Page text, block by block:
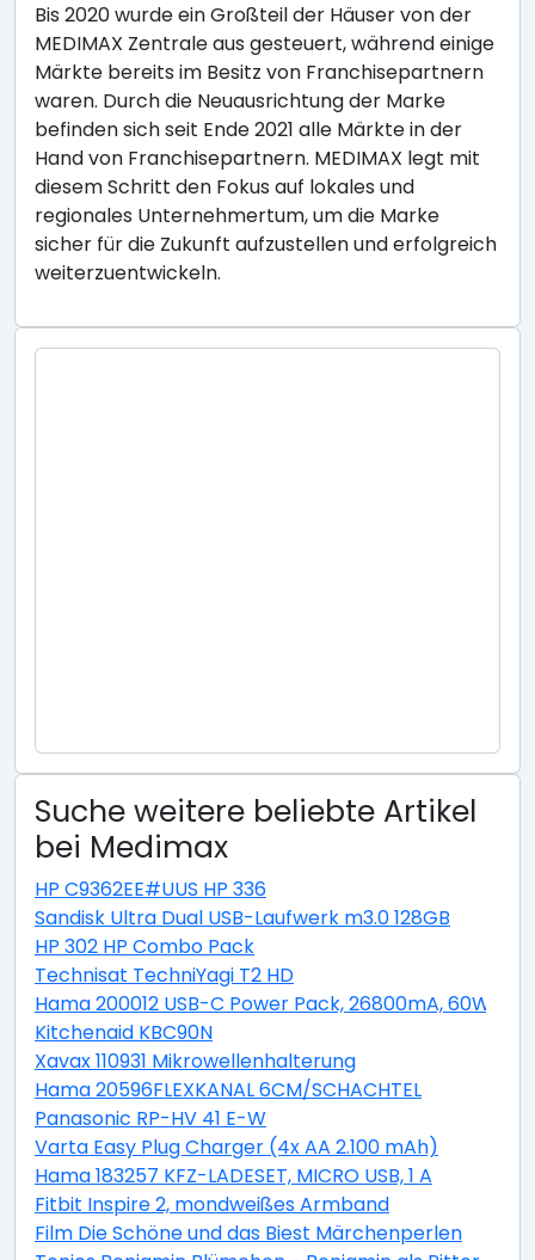
Bis 2020 wurde ein Großteil der Häuser von der
MEDIMAX Zentrale aus gesteuert, während einige
Märkte bereits im Besitz von Franchisepartnern
waren. Durch die Neuausrichtung der Marke
befinden sich seit Ende 2021 alle Märkte in der
Hand von Franchisepartnern. MEDIMAX legt mit
diesem Schritt den Fokus auf lokales und
regionales Unternehmertum, um die Marke
sicher für die Zukunft aufzustellen und erfolgreich
weiterzuentwickeln.
Suche weitere beliebte Artikel
bei Medimax
HP C9362EE#UUS HP 336
Sandisk Ultra Dual USB-Laufwerk m3.0 128GB
HP 302 HP Combo Pack
Technisat TechniYagi T2 HD
Hama 200012 USB-C Power Pack, 26800mA, 60W
Kitchenaid KBC90N
Xavax 110931 Mikrowellenhalterung
Hama 20596FLEXKANAL 6CM/SCHACHTEL
Panasonic RP-HV 41 E-W
Varta Easy Plug Charger (4x AA 2.100 mAh)
Hama 183257 KFZ-LADESET, MICRO USB, 1 A
Fitbit Inspire 2, mondweißes Armband
Film Die Schöne und das Biest Märchenperlen